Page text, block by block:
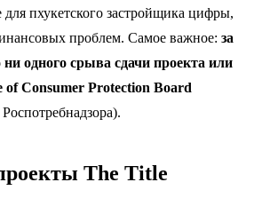
пхукетского застройщика цифры,
проблем. Самое важное: за
ни одного срыва сдачи проекта или
Consumer Protection Board
The Title